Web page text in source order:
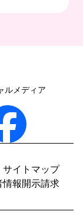
ルメディア
サイトマップ
情報開示請求